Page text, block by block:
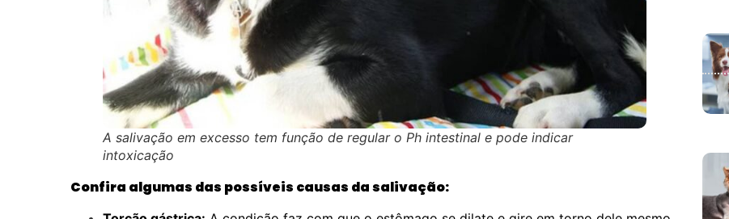
A salivação em excesso tem função de regular o Ph intestinal e pode indicar
intoxicação
Confira algumas das possíveis causas da salivação: